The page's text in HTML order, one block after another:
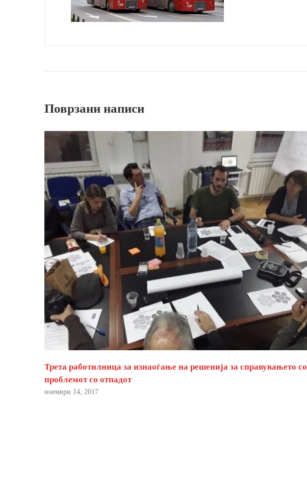
Поврзани написи
Трета работилница за изнаоѓање на решенија за справувањето со
проблемот со отпадот
ноември 14, 2017